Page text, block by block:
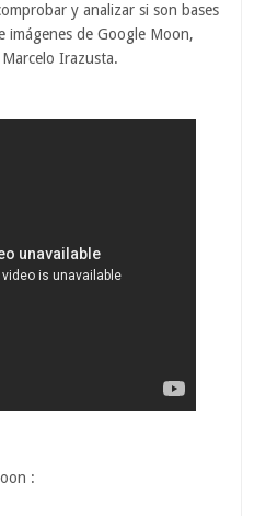
y analizar si son bases
imágenes de Google Moon,
Irazusta.
: